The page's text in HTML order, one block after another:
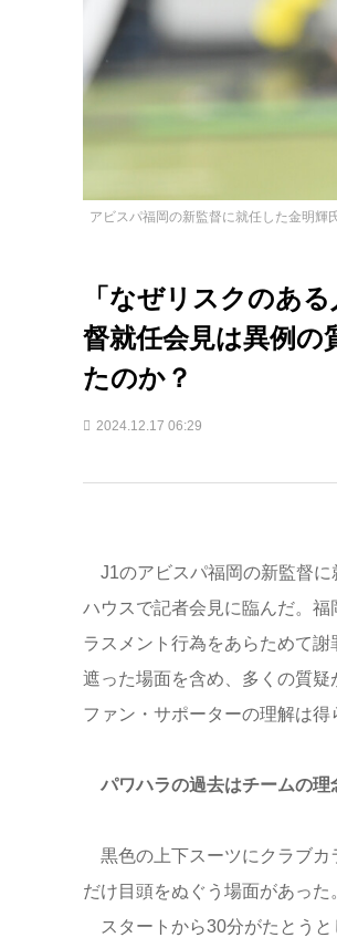
アビスパ福岡の新監督に就任した金明輝
「なぜリスクのあ
督就任会見は異例
たのか？
2024.12.17 06:29
J1のアビスパ福岡の新監督に
ハウスで記者会見に臨んだ。
ラスメント行為をあらためて
遮った場面を含め、多くの質疑
ファン・サポーターの理解は得
パワハラの過去はチームの理
黒色の上下スーツにクラブカ
だけ目頭をぬぐう場面があった
スタートから30分がたとうと